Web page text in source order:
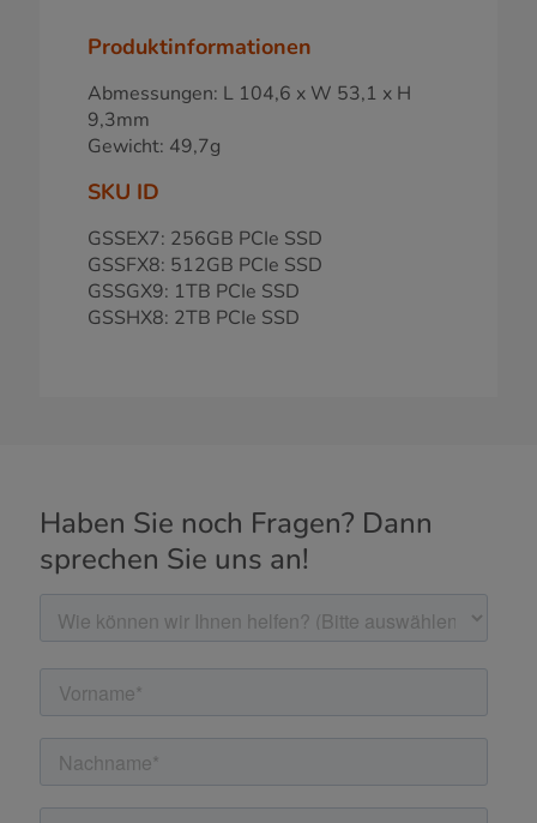
Produktinformationen
Abmessungen: L 104,6 x W 53,1 x H
9,3mm
Gewicht: 49,7g
SKU ID
GSSEX7: 256GB PCIe SSD
GSSFX8: 512GB PCIe SSD
GSSGX9: 1TB PCIe SSD
GSSHX8: 2TB PCIe SSD
Haben Sie noch Fragen? Dann
sprechen Sie uns an!